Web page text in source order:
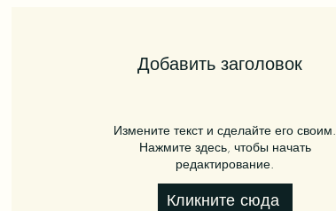
Добавить заголовок
Измените текст и сделайте его своим.
Нажмите здесь, чтобы начать
редактирование.
Кликните сюда